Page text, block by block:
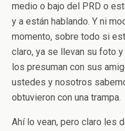
medio o bajo del PRD o
y a están hablando. Y ni
momento, sobre todo si
claro, ya se llevan su foto
los presuman con sus
ustedes y nosotros
obtuvieron con una trampa.
Ahí lo vean, pero claro les